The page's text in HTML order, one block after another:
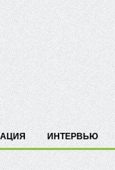
ИНТЕРВЬЮ